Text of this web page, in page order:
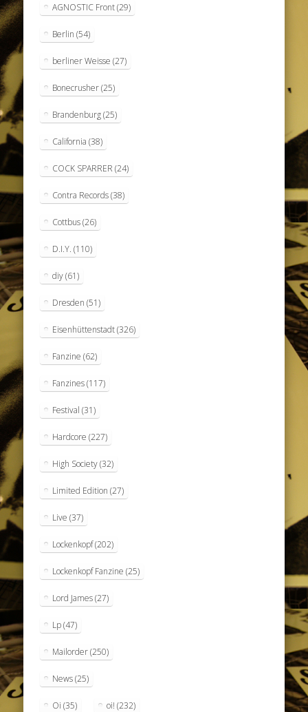
AGNOSTIC Front(29)
Berlin (54)
berliner Weisse (27)
Bonecrusher(25)
Brandenburg(25)
California (38)
COCK SPARRER (24)
Contra Records(38)
Cottbus(26)
D.I.Y. (110)
diy(61)
Dresden (51)
Eisenhüttenstadt(326)
Fanzine (62)
Fanzines(117)
Festival (31)
Hardcore (227)
High Society(32)
Limited Edition (27)
Live (37)
Lockenkopf(202)
Lockenkopf Fanzine (25)
Lord James(27)
Lp(47)
Mailorder(250)
News(25)
Oi (35) oi! (232)